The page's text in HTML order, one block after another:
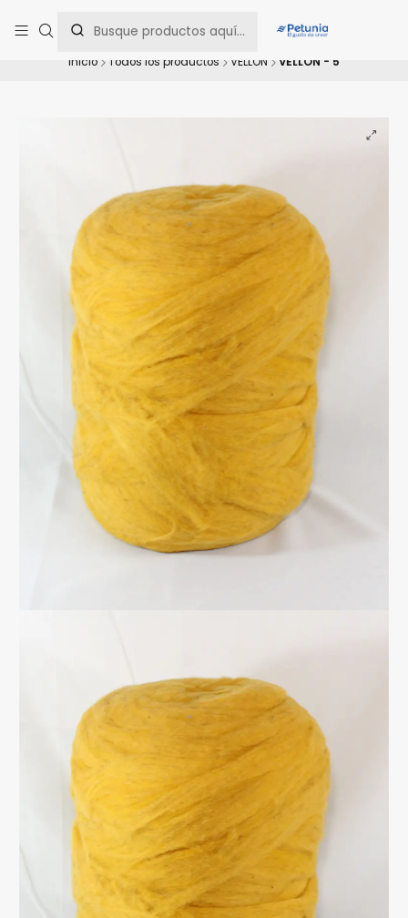
una asesoría personalizada.
Inicio Todos los productos VELLON VELLÓN - 5